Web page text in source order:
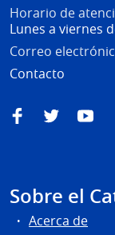
Horario de
Lunes a viernes
Correo
Contacto
FacebookTwitter
Sobre el
Acerca de